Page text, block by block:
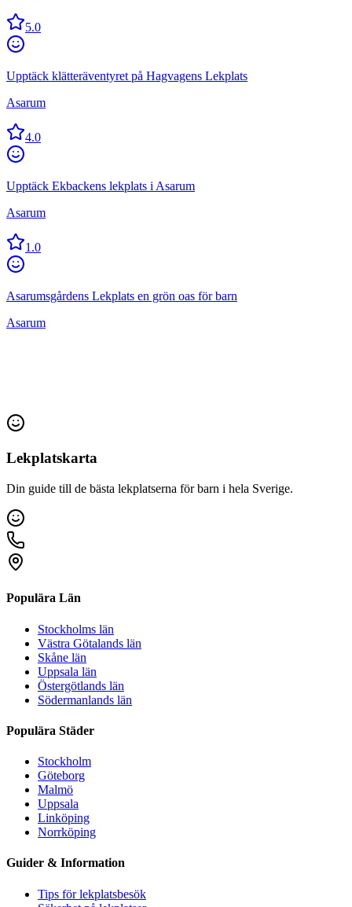
5.0
Upptäck klätteräventyret på Hagvagens Lekplats
Asarum
4.0
Upptäck Ekbackens lekplats i Asarum
Asarum
1.0
Asarumsgårdens Lekplats en grön oas för barn
Asarum
Lekplatskarta
Din guide till de bästa lekplatserna för barn i hela Sverige.
Populära Län
Stockholms län
Västra Götalands län
Skåne län
Uppsala län
Östergötlands län
Södermanlands län
Populära Städer
Stockholm
Göteborg
Malmö
Uppsala
Linköping
Norrköping
Guider & Information
Tips för lekplatsbesök